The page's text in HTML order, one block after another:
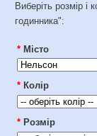
Виберіть розмір і
годинника":
* Місто
* Колір
* Розмір